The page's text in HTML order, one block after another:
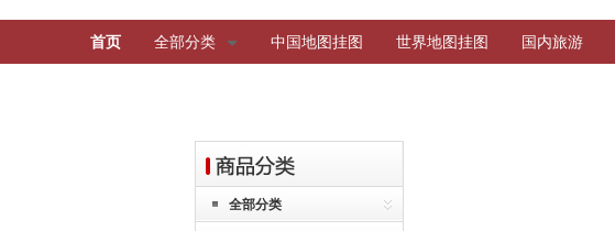
首页 全部分类 中国地图挂图 世界地图挂图 国内旅游
全部分类